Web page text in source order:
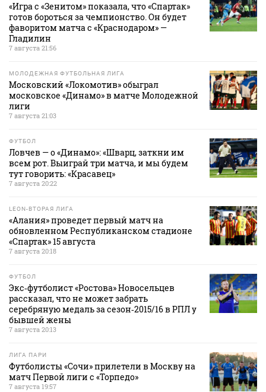
«Игра с «Зенитом» показала, что «Спартак»
готов бороться за чемпионство. Он будет
фаворитом матча с «Краснодаром» —
Гладилин
7 августа 21:56
МОЛОДЕЖНАЯ ФУТБОЛЬНАЯ ЛИГА
Московский «Локомотив» обыграл
московское «Динамо» в матче Молодежной
лиги
7 августа 21:03
ФУТБОЛ
Ловчев — о «Динамо»: «Шварц, заткни им
всем рот. Выиграй три матча, и мы будем
тут говорить: «Красавец»
7 августа 20:22
LEON-ВТОРАЯ ЛИГА
«Алания» проведет первый матч на
обновленном Республиканском стадионе
«Спартак» 15 августа
7 августа 20:18
ФУТБОЛ
Экс‑футболист «Ростова» Новосельцев
рассказал, что не может забрать
серебряную медаль за сезон‑2015/16 в РПЛ у
бывшей жены
7 августа 20:13
ЛИГА ПАРИ
Футболисты «Сочи» прилетели в Москву на
матч Первой лиги с «Торпедо»
7 августа 19:57